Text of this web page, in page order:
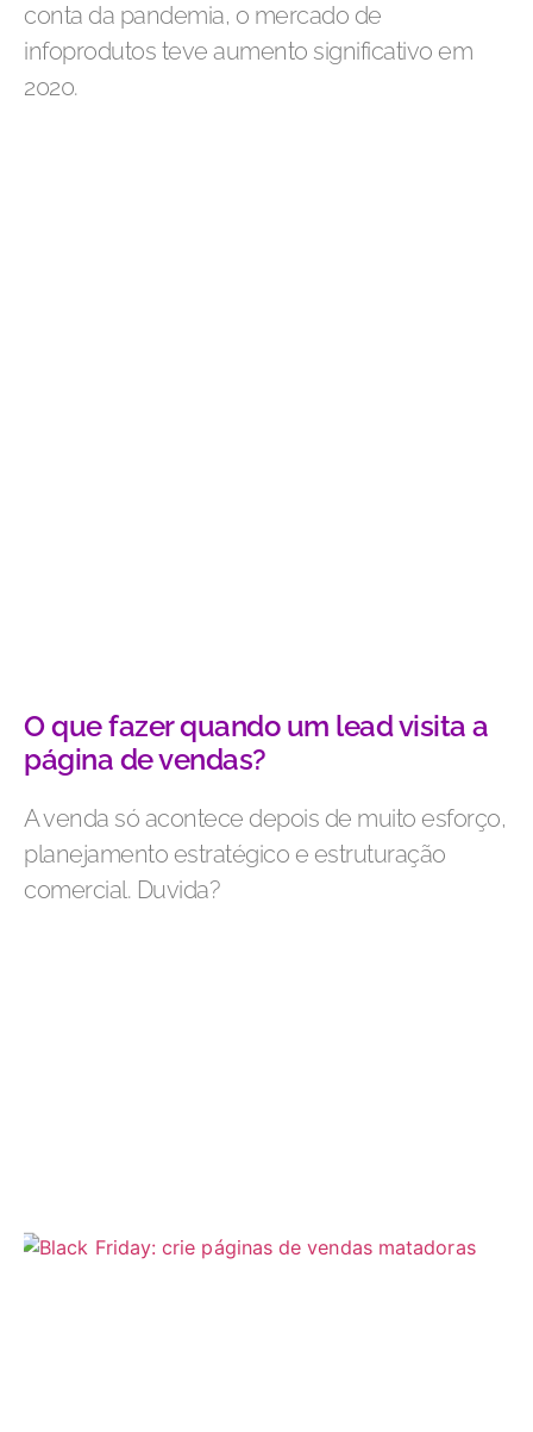
conta da pandemia, o mercado de
infoprodutos teve aumento significativo em
2020.
O que fazer quando um lead visita a
página de vendas?
A venda só acontece depois de muito esforço,
planejamento estratégico e estruturação
comercial. Duvida?